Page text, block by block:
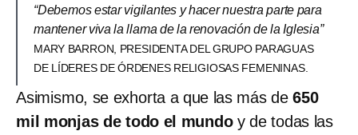
“Debemos estar vigilantes y hacer nuestra parte para
mantener viva la llama de la renovación de la Iglesia”
MARY BARRON, PRESIDENTA DEL GRUPO PARAGUAS
DE LÍDERES DE ÓRDENES RELIGIOSAS FEMENINAS.
Asimismo, se exhorta a que las más de650
mil monjas de todo el mundo y de todas las